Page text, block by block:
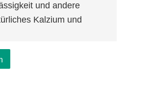
und andere
Kalzium und